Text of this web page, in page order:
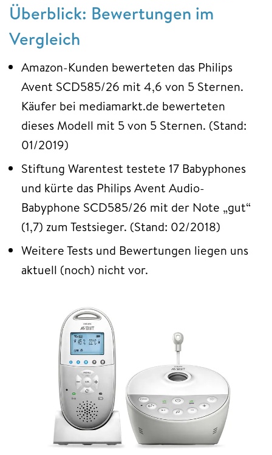
Überblick: Bewertungen im
Vergleich
Amazon-Kunden bewerteten das Philips
Avent SCD585/26 mit 4,6 von 5 Sternen.
Käufer bei mediamarkt.de bewerteten
dieses Modell mit 5 von 5 Sternen. (Stand:
01/2019)
Stiftung Warentest testete 17 Babyphones
und kürte das Philips Avent Audio-
Babyphone SCD585/26 mit der Note „gut“
(1,7) zum Testsieger. (Stand: 02/2018)
Weitere Tests und Bewertungen liegen uns
aktuell (noch) nicht vor.